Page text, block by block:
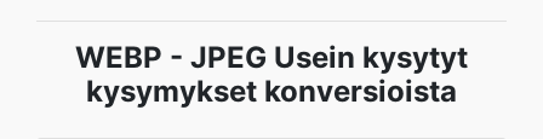
WEBP - JPEG Usein kysytyt
kysymykset konversioista